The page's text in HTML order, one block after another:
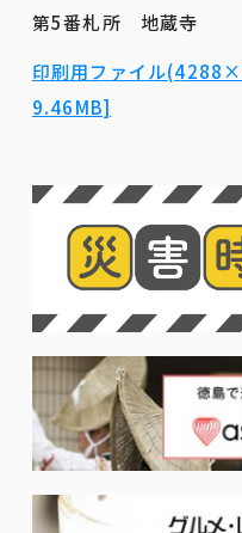
第5番札所 地蔵寺
印刷用ファイル
9.46MB]